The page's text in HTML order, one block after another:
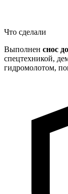
Что сделали
Выполнен снос
спецтехникой,
гидромолотом,